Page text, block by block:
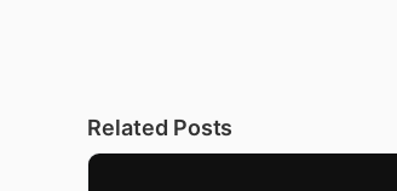
Related Posts